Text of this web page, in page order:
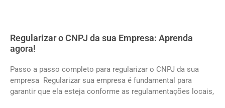
Regularizar o CNPJ da sua Empresa: Aprenda
agora!
Passo a passo completo para regularizar o CNPJ da sua
empresa Regularizar sua empresa é fundamental para
garantir que ela esteja conforme as regulamentações locais,